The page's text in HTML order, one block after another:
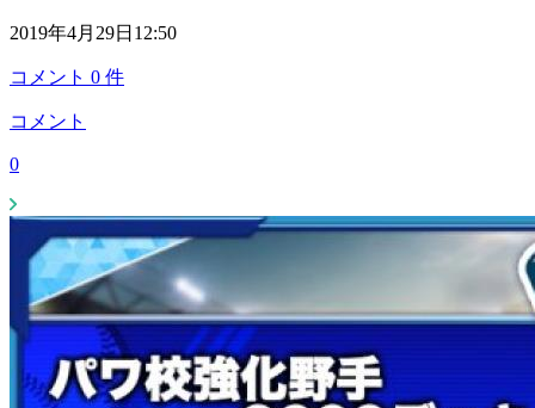
2019年4月29日12:50
コメント 0 件
コメント
0